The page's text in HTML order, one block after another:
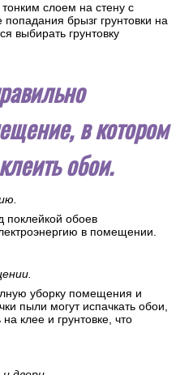
слоем на стену с
брызг грунтовки на
выбирать грунтовку
в котором
обои.
поклейкой обоев
в помещении.
уборку помещения и
пыли могут испачкать обои,
клее и грунтовке, что